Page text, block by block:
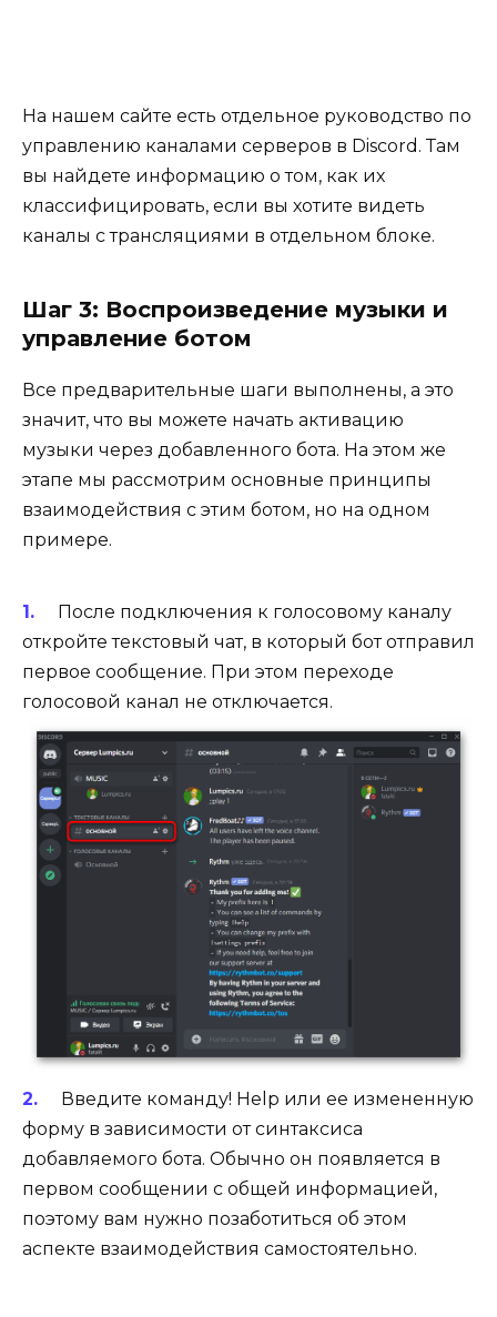
На нашем сайте есть отдельное руководство по
управлению каналами серверов в Discord. Там
вы найдете информацию о том, как их
классифицировать, если вы хотите видеть
каналы с трансляциями в отдельном блоке.
Шаг 3: Воспроизведение музыки и
управление ботом
Все предварительные шаги выполнены, а это
значит, что вы можете начать активацию
музыки через добавленного бота. На этом же
этапе мы рассмотрим основные принципы
взаимодействия с этим ботом, но на одном
примере.
После подключения к голосовому каналу
откройте текстовый чат, в который бот отправил
первое сообщение. При этом переходе
голосовой канал не отключается.
Введите команду! Help или ее измененную
форму в зависимости от синтаксиса
добавляемого бота. Обычно он появляется в
первом сообщении с общей информацией,
поэтому вам нужно позаботиться об этом
аспекте взаимодействия самостоятельно.